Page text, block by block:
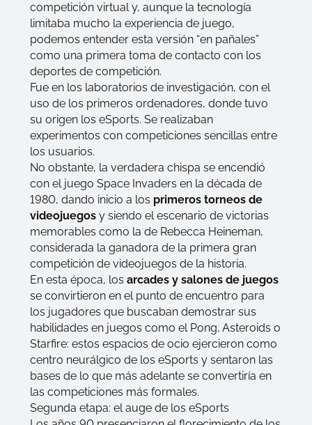
competición virtual y, aunque la tecnología
limitaba mucho la experiencia de juego,
podemos entender esta versión “en pañales”
como una primera toma de contacto con los
deportes de competición.
Fue en los laboratorios de investigación, con el
uso de los primeros ordenadores, donde tuvo
su origen los eSports. Se realizaban
experimentos con competiciones sencillas entre
los usuarios.
No obstante, la verdadera chispa se encendió
con el juego Space Invaders en la década de
1980, dando inicio a los primeros torneos de
videojuegos y siendo el escenario de victorias
memorables como la de Rebecca Heineman,
considerada la ganadora de la primera gran
competición de videojuegos de la historia.
En esta época, losarcades y salones de juegos
se convirtieron en el punto de encuentro para
los jugadores que buscaban demostrar sus
habilidades en juegos como el Pong, Asteroids o
Starfire: estos espacios de ocio ejercieron como
centro neurálgico de los eSports y sentaron las
bases de lo que más adelante se convertiría en
las competiciones más formales.
Segunda etapa: el auge de los eSports